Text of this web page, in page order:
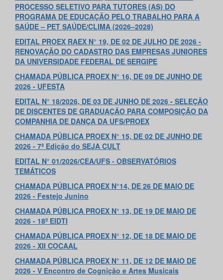
PROCESSO SELETIVO PARA TUTORES (AS) DO
PROGRAMA DE EDUCAÇÃO PELO TRABALHO PARA A
SAÚDE – PET SAÚDE/CLIMA (2026–2028)
EDITAL PROEX RAEX N° 19, DE 02 DE JULHO DE 2026 -
RENOVAÇÃO DO CADASTRO DAS EMPRESAS JUNIORES
DA UNIVERSIDADE FEDERAL DE SERGIPE
CHAMADA PÚBLICA PROEX N° 16, DE 09 DE JUNHO DE
2026 - UFESTA
EDITAL N° 18/2026, DE 03 DE JUNHO DE 2026 - SELEÇÃO
DE DISCENTES DE GRADUAÇÃO PARA COMPOSIÇÃO DA
COMPANHIA DE DANÇA DA UFS/PROEX
CHAMADA PÚBLICA PROEX N° 15, DE 02 DE JUNHO DE
2026 - 7ª Edição do SEJA CULT
EDITAL N° 01/2026/CEA/UFS - OBSERVATÓRIOS
TEMÁTICOS
CHAMADA PÚBLICA PROEX N°14, DE 26 DE MAIO DE
2026 - Festejo Junino
CHAMADA PÚBLICA PROEX N° 13, DE 19 DE MAIO DE
2026 - 18º EIDTI
CHAMADA PÚBLICA PROEX N° 12, DE 18 DE MAIO DE
2026 - XII COCAAL
CHAMADA PÚBLICA PROEX N° 11, DE 12 DE MAIO DE
2026 - V Encontro de Cognição e Artes Musicais